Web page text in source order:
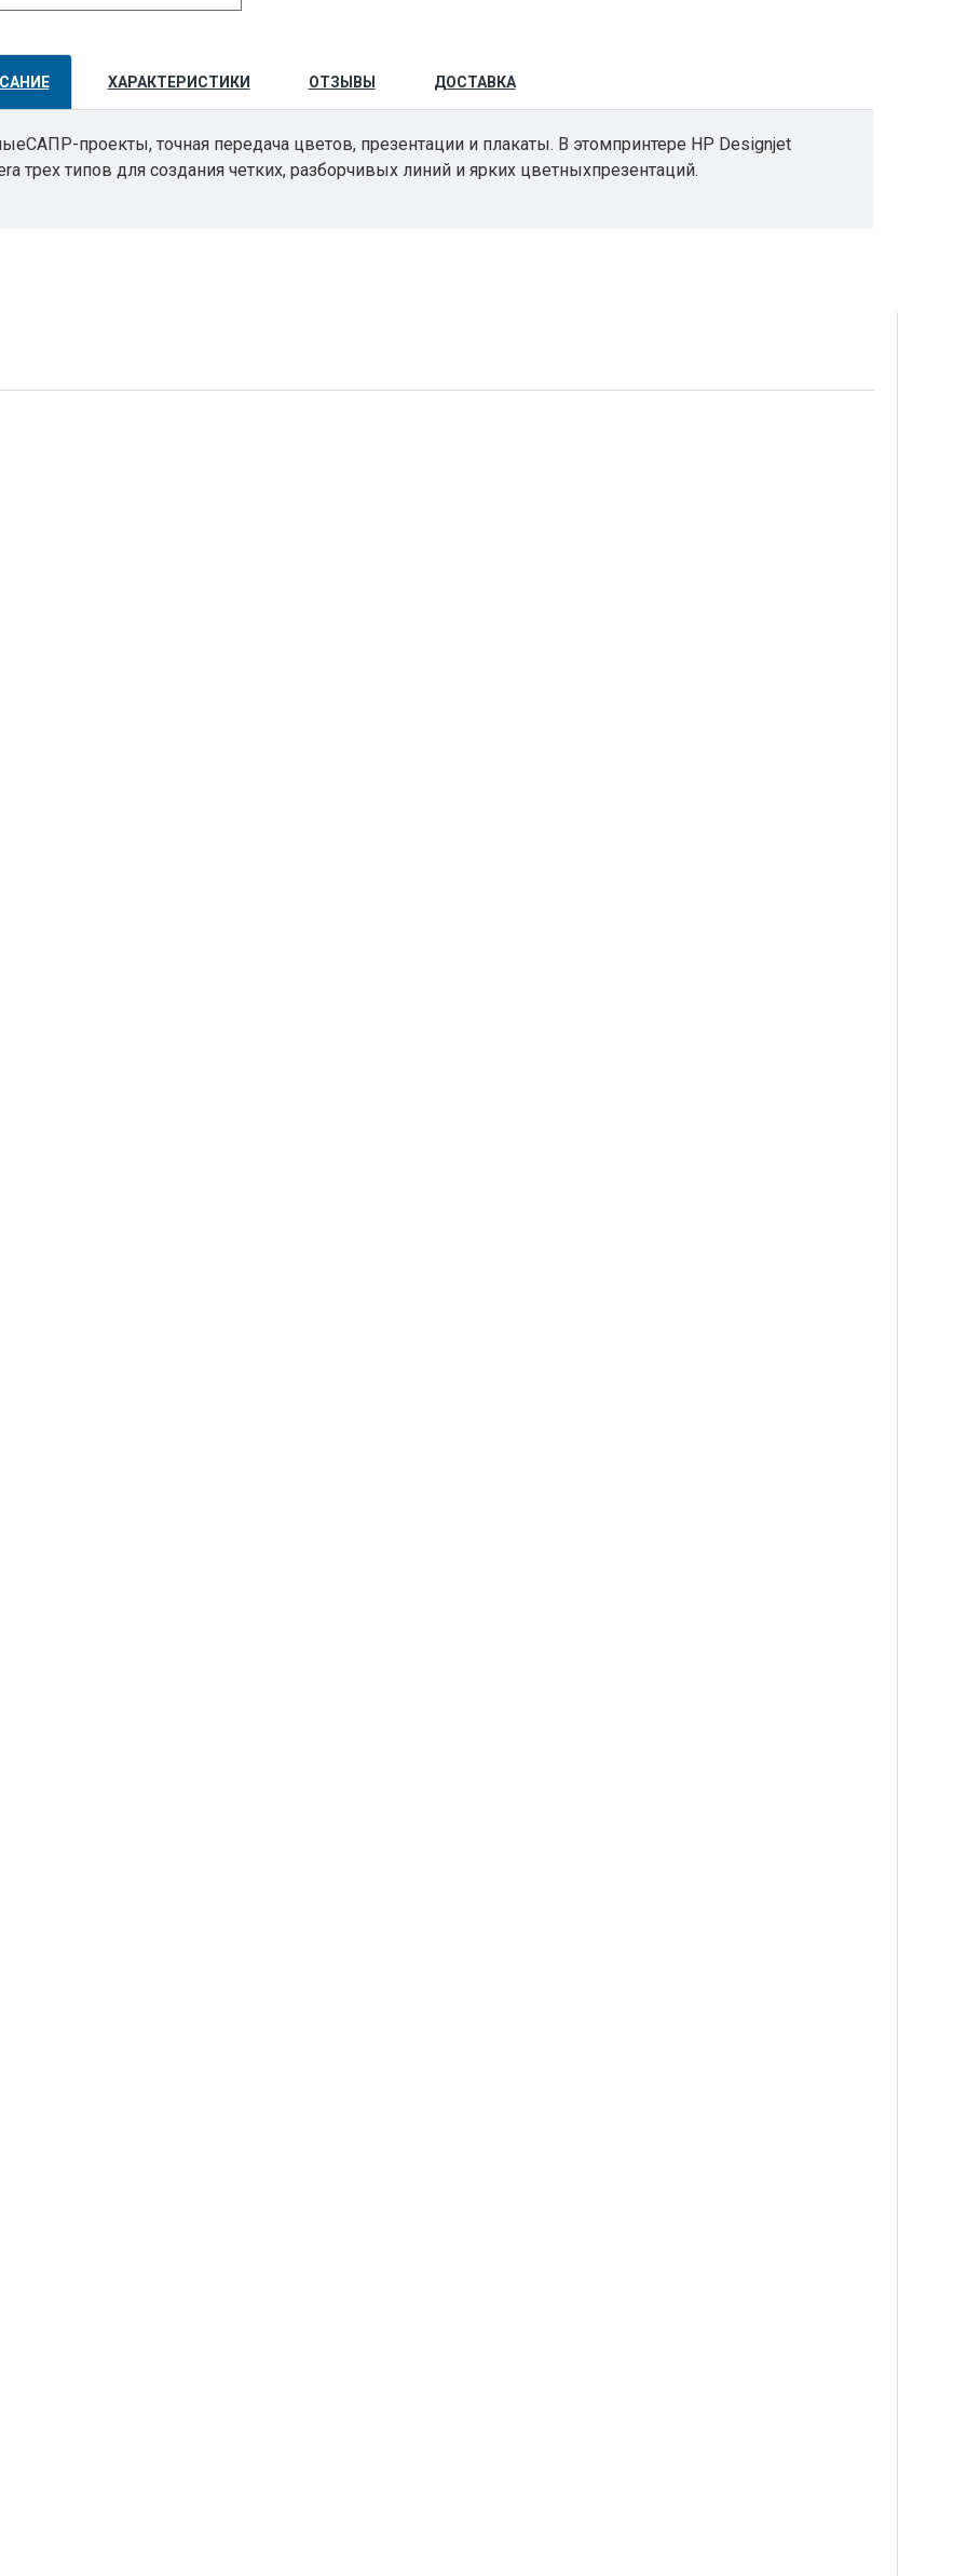
ХАРАКТЕРИСТИКИ ОТЗЫВЫ ДОСТАВКА
проекты, точная передача цветов, презентации и плакаты. В этомпринтере HP Designjet
трех типов для создания четких, разборчивых линий и ярких цветныхпрезентаций.
с новейшими приложениями,а технологии HP Professional Color обеспечивают точное